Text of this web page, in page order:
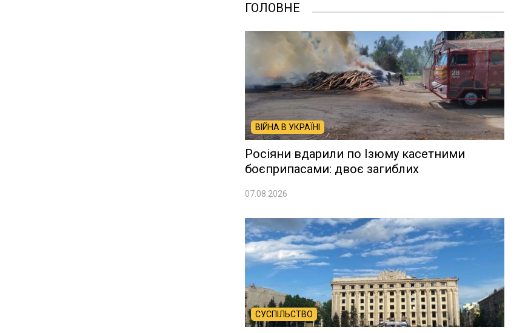
ГОЛОВНЕ
ВІЙНА В УКРАЇНІ
Росіяни вдарили по Ізюму касетними
боєприпасами: двоє загиблих
07.08.2026
СУСПІЛЬСТВО